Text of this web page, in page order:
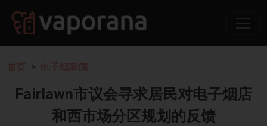
首页 电子烟新闻
Fairlawn市议会寻求居民对电子烟店
和西市场分区规划的反馈